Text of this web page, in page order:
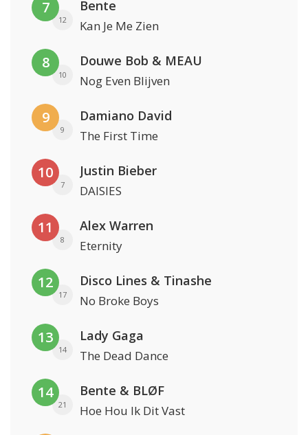
7
12
Bente
Kan Je Me Zien
8
10
Douwe Bob & MEAU
Nog Even Blijven
9
9
Damiano David
The First Time
10
7
Justin Bieber
DAISIES
11
8
Alex Warren
Eternity
12
17
Disco Lines & Tinashe
No Broke Boys
13
14
Lady Gaga
The Dead Dance
14
21
Bente & BLØF
Hoe Hou Ik Dit Vast